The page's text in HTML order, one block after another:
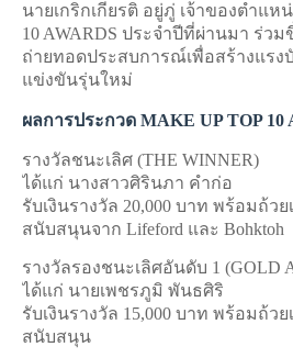
นายเกริกเกียรติ อยู่ภู่ เจ้าของตำแห
10 AWARDS ประจำปีที่ผ่านมา ร่ว
ถ่ายทอดประสบการณ์เพื่อสร้างแรง
แข่งขันรุ่นใหม่
ผลการประกวด MAKE UP TOP 10
รางวัลชนะเลิศ (THE WINNER)
ได้แก่ นางสาวศิรินภา คำก่อ
รับเงินรางวัล 20,000 บาท พร้อมถ้
สนับสนุนจาก Lifeford และ Bohktoh
รางวัลรองชนะเลิศอันดับ 1 (GOLD
ได้แก่ นายเพชรภูมิ พันธศิริ
รับเงินรางวัล 15,000 บาท พร้อมถ้
สนับสนุน